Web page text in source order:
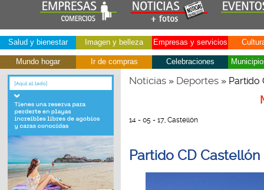
Salud y bienestar Imagen y belleza Empresas y servicios
Mundo hogar Ir de compras Celebraciones
Noticias» Deportes» Partido
14 - 05 - 17, Castellón
Partido CD